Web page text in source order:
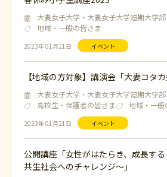
2023年 01月21日 イベント
大妻女子大学・大妻女子大学短期大学部
地域・一般の皆さま
2023年 01月21日 イベント
【地域の方対象】講演会「大妻コタカ
大妻女子大学・大妻女子大学短期大学部
高校生・保護者の皆さま
地域・一般
公開講座「女性がはたらき、成長す
共生社会へのチャレンジ～」